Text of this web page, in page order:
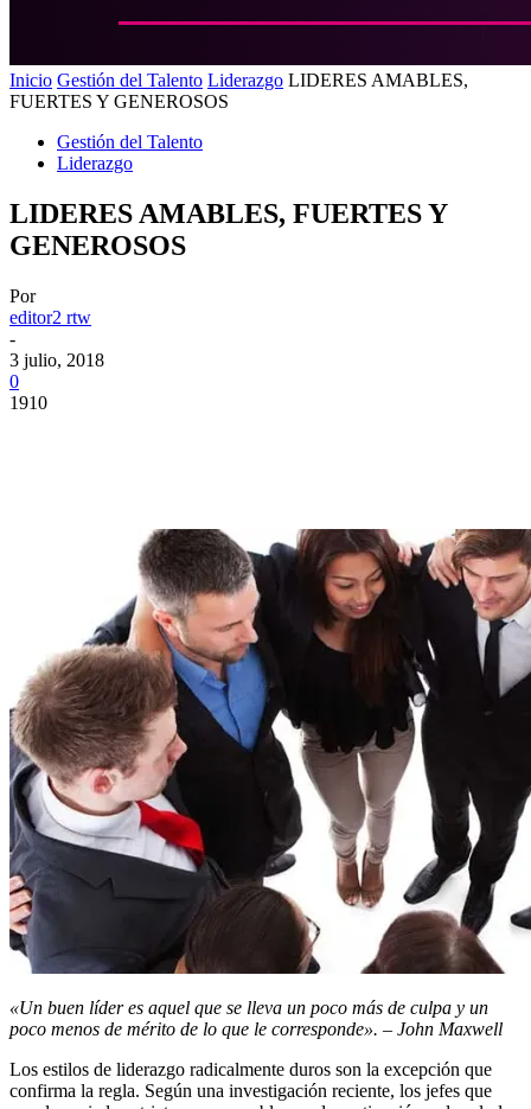
Inicio Gestión del Talento Liderazgo LIDERES AMABLES,
FUERTES Y GENEROSOS
Gestión del Talento
Liderazgo
LIDERES AMABLES, FUERTES Y
GENEROSOS
Por
editor2 rtw
-
3 julio, 2018
0
1910
«Un buen líder es aquel que se lleva un poco más de culpa y un
poco menos de mérito de lo que le corresponde». – John Maxwell
Los estilos de liderazgo radicalmente duros son la excepción que
confirma la regla. Según una investigación reciente, los jefes que